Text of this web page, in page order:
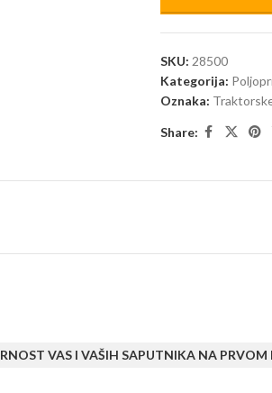
SKU: 28500
Kategorija:
Oznaka:
Share:
VAS I VAŠIH SAPUTNIKA NA PRVOM